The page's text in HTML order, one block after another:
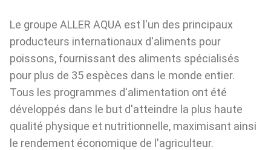
Le groupe ALLER AQUA est l'un des principaux
producteurs internationaux d'aliments pour
poissons, fournissant des aliments spécialisés
pour plus de 35 espèces dans le monde entier.
Tous les programmes d'alimentation ont été
développés dans le but d'atteindre la plus haute
qualité physique et nutritionnelle, maximisant ainsi
le rendement économique de l'agriculteur.